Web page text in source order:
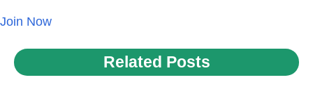
Join Now
Related Posts